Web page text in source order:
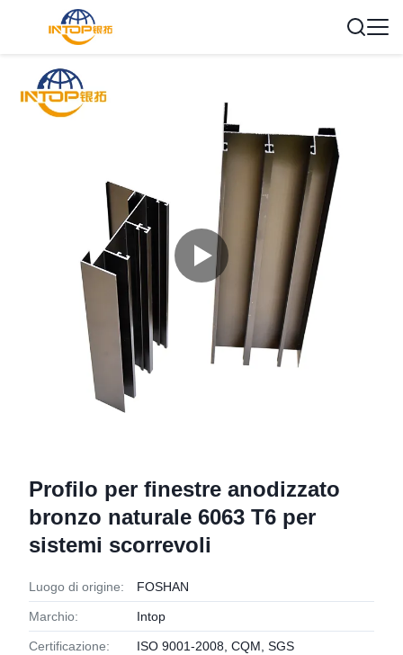
Profilo per finestre anodizzato
bronzo naturale 6063 T6 per
sistemi scorrevoli
Luogo di origine: FOSHAN
Marchio: Intop
Certificazione: ISO 9001-2008, CQM, SGS